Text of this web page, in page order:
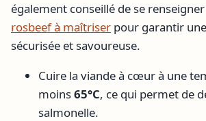
également conseillé de se
rosbeef à maîtriser pour garantir
sécurisée et savoureuse.
Cuire la viande à cœur à une
moins65°C, ce qui permet de
salmonelle.